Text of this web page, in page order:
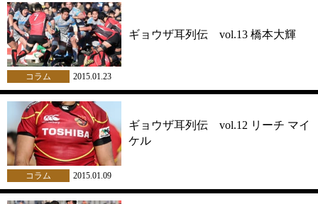
ギョウザ耳列伝 vol.13 橋本大輝
コラム 2015.01.23
ギョウザ耳列伝 vol.12 リーチ マイ
ケル
コラム 2015.01.09